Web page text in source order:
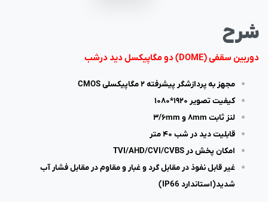
شرح
دوربین سقفی (DOME) دو مگاپیکسل دید درشب
مجهز به پردازشگر پیشرفته ۲ مگاپیکسلی CMOS
کیفیت تصویر ۱۹۲۰*۱۰۸۰
لنز ثابت ۸mm و ۳/۶mm
قابلیت دید در شب ۴۰ متر
امکان پخش در TVI/AHD/CVI/CVBS
غیر قابل نفوذ در مقابل گرد و غبار و مقاوم در مقابل فشار آب
شدید(استاندارد IP66)